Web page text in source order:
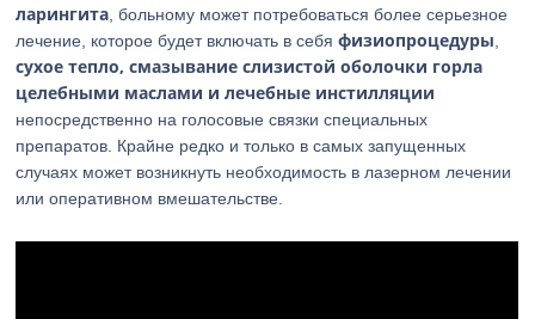
ларингита , больному может потребоваться более серьезное
лечение, которое будет включать в себяфизиопроцедуры
сухое тепло, смазывание слизистой оболочки горла
целебными маслами и лечебные инстилляции
непосредственно на голосовые связки специальных
препаратов. Крайне редко и только в самых запущенных
случаях может возникнуть необходимость в лазерном лечении
или оперативном вмешательстве.